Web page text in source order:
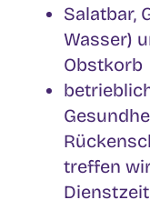
Salatbar,
Wasser)
Obstkorb
treffen